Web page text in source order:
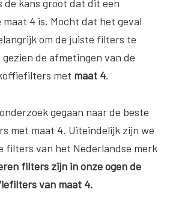
de kans groot dat dit een
4 is. Mocht dat het geval
om de juiste filters te
de afmetingen van de
met maat 4.
gegaan naar de beste
met maat 4. Uiteindelijk zijn we
filters van het Nederlandse merk
filters zijn in onze ogen de
van maat 4.